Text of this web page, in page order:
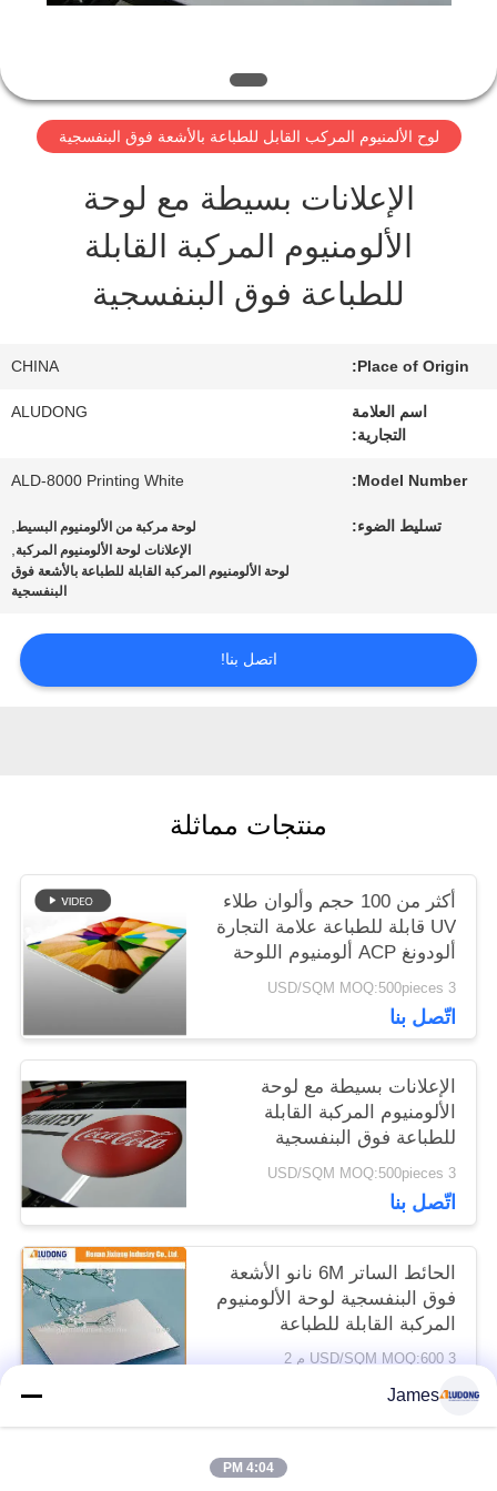
الجودة
القضايا
اقتباس
الموقع
لوح الألمنيوم المركب القابل للطباعة بالأشعة فوق البنفسجية
الإعلانات بسيطة مع لوحة
الألومنيوم المركبة القابلة
للطباعة فوق البنفسجية
Place of Origin:
CHINA
اسم العلامة
التجارية:
ALUDONG
Model Number:
ALD-8000 Printing White
تسليط الضوء: لوحة مركبة من الألومنيوم البسيط,
الإعلانات لوحة الألومنيوم المركبة,
لوحة الألومنيوم المركبة القابلة للطباعة بالأشعة فوق
البنفسجية
اتصل بنا!
منتجات مماثلة
أكثر من 100 حجم وألوان طلاء
UV قابلة للطباعة علامة التجارة
ألودونغ ACP ألومنيوم اللوحة
المركبة لتزيين الإشارات3 USD/SQM MOQ:500pieces
اتّصل بنا
الإعلانات بسيطة مع لوحة
الألومنيوم المركبة القابلة
للطباعة فوق البنفسجية
3 USD/SQM MOQ:500pieces
اتّصل بنا
الحائط الساتر 6M نانو الأشعة
فوق البنفسجية لوحة الألومنيوم
المركبة القابلة للطباعة
3 USD/SQM MOQ:600 م 2
اتّصل بنا
James
4:04 PM